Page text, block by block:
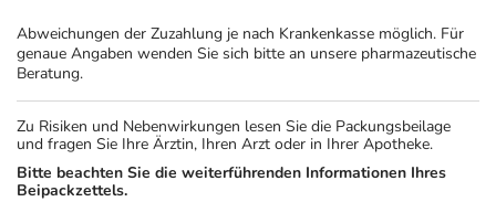
Abweichungen der Zuzahlung je nach Krankenkasse möglich. Für
genaue Angaben wenden Sie sich bitte an unsere pharmazeutische
Beratung.
Zu Risiken und Nebenwirkungen lesen Sie die Packungsbeilage
und fragen Sie Ihre Ärztin, Ihren Arzt oder in Ihrer Apotheke.
Bitte beachten Sie die weiterführenden Informationen Ihres
Beipackzettels.